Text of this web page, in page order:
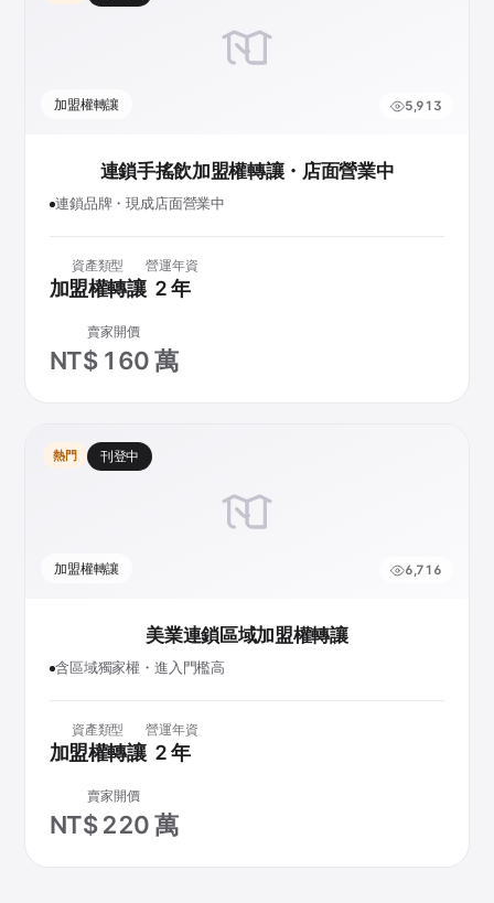
加盟權轉讓 5,913
連鎖手搖飲加盟權轉讓・店面營業中
連鎖品牌・現成店面營業中
資產類型
加盟權轉讓
營運年資
2 年
賣家開價
NT$ 160 萬
熱門 刊登中
加盟權轉讓 6,716
美業連鎖區域加盟權轉讓
含區域獨家權・進入門檻高
資產類型
加盟權轉讓
營運年資
2 年
賣家開價
NT$ 220 萬